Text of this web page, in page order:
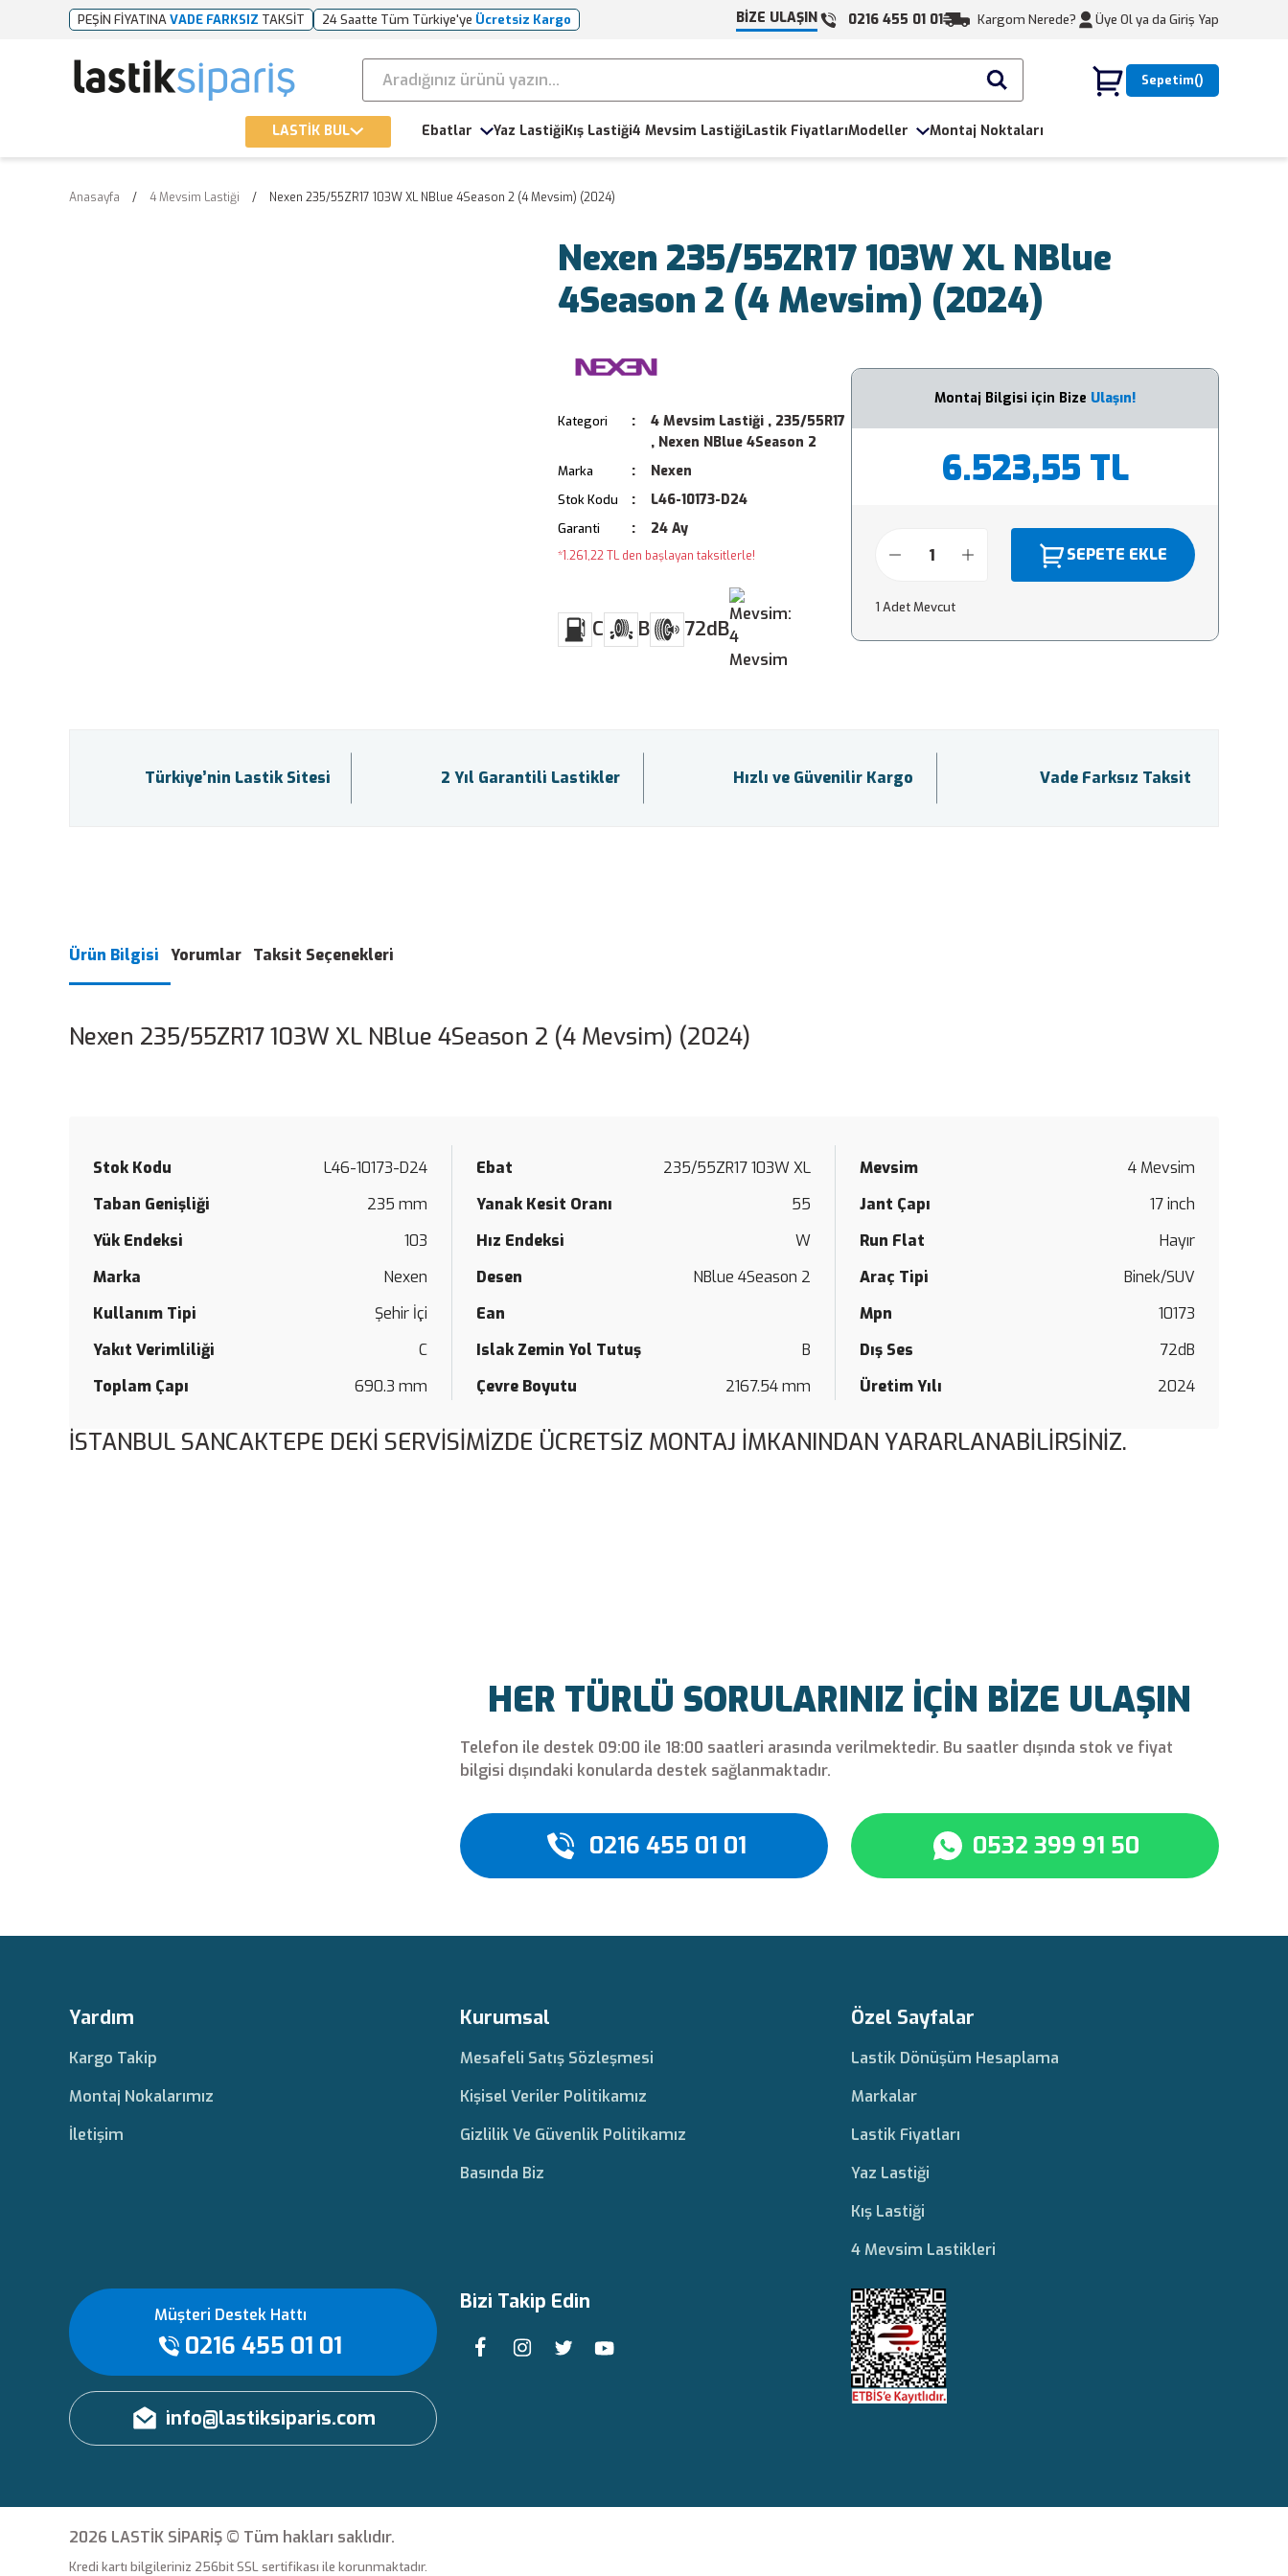
PEŞİN FİYATINAVADE FARKSIZ TAKSİT 24 Saatte Tüm Türkiye'ye Ücretsiz Kargo BİZE ULAŞIN 0216 455 01 01 Kargom Nerede? Üye Ol ya da Giriş Yap
Sepetim
LASTİK BUL Ebatlar Yaz LastiğiKış Lastiği4 Mevsim LastiğiLastik FiyatlarıModeller Montaj Noktaları
Anasayfa 4 Mevsim Lastiği Nexen 235/55ZR17 103W XL NBlue 4Season 2 (4 Mevsim) (2024)
Nexen 235/55ZR17 103W XL NBlue
4Season 2 (4 Mevsim) (2024)
Kategori 4 Mevsim Lastiği , 235/55R17
, Nexen NBlue 4Season 2
Marka Nexen
Stok Kodu L46-10173-D24
Garanti 24 Ay
*1.261,22 TL den başlayan taksitlerle!
C B 72dB
Montaj Bilgisi için Bize Ulaşın!
6.523,55 TL
SEPETE EKLE
1 Adet Mevcut
Türkiye’nin Lastik Sitesi 2 Yıl Garantili Lastikler Hızlı ve Güvenilir Kargo Vade Farksız Taksit
Ürün Bilgisi Yorumlar Taksit Seçenekleri
Nexen 235/55ZR17 103W XL NBlue 4Season 2 (4 Mevsim) (2024)
Stok Kodu L46-10173-D24 Ebat 235/55ZR17 103W XL Mevsim
4 Mevsim
Taban Genişliği
235 mm Yanak Kesit Oranı 55 Jant Çapı
17 inch
Yük Endeksi
103 Hız Endeksi W Run Flat
Hayır
Marka
Nexen Desen NBlue 4Season 2 Araç Tipi
Binek/SUV
Kullanım Tipi
Şehir İçi Ean Mpn
10173
Yakıt Verimliliği
C Islak Zemin Yol Tutuş B Dış Ses
72dB
Toplam Çapı
690.3 mm Çevre Boyutu 2167.54 mm Üretim Yılı 2024
İSTANBUL SANCAKTEPE DEKİ SERVİSİMİZDE ÜCRETSİZ MONTAJ İMKANINDAN YARARLANABİLİRSİNİZ.
HER TÜRLÜ SORULARINIZ İÇİN BİZE ULAŞIN
Telefon ile destek 09:00 ile 18:00 saatleri arasında verilmektedir. Bu saatler dışında stok ve fiyat
bilgisi dışındaki konularda destek sağlanmaktadır.
0216 455 01 01 0532 399 91 50
Yardım
Kargo Takip
Montaj Nokalarımız
İletişim
Kurumsal
Mesafeli Satış Sözleşmesi
Kişisel Veriler Politikamız
Gizlilik Ve Güvenlik Politikamız
Basında Biz
Özel Sayfalar
Lastik Dönüşüm Hesaplama
Markalar
Lastik Fiyatları
Yaz Lastiği
Kış Lastiği
4 Mevsim Lastikleri
Müşteri Destek Hattı
0216 455 01 01
info@lastiksiparis.com
Bizi Takip Edin
2026 LASTİK SİPARİŞ © Tüm hakları saklıdır.
Kredi kartı bilgileriniz 256bit SSL sertifikası ile korunmaktadır.